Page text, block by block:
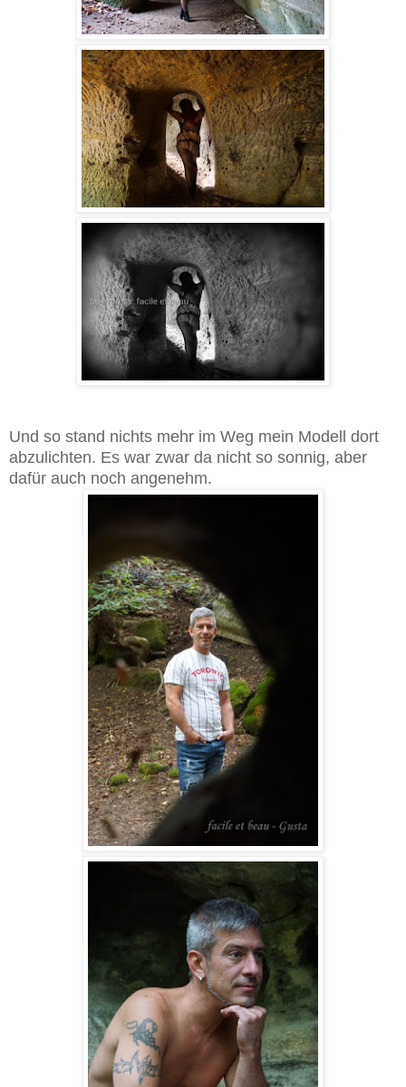
Und so stand nichts mehr im Weg mein Modell dort
abzulichten. Es war zwar da nicht so sonnig, aber
dafür auch noch angenehm.